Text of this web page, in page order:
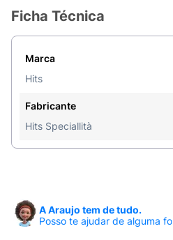
1. Resistência:a nova
durabilidade do esmalte
promove ainda mais brilho,
uso de cabine de luz e
Efeito Gel do novo esmalte
2. Secagem rápida:
perder e precisa de um
componentes que podem
Ficha Técnica
Marca
Hits
Fabricante
Hits Speciallità
A Araujo tem de tudo.
Posso te ajudar de alguma